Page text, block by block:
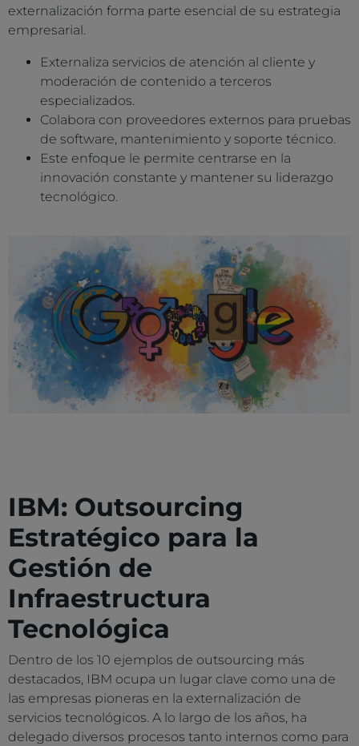
externalización forma parte esencial de su estrategia
empresarial.
Externaliza servicios de atención al cliente y
moderación de contenido a terceros
especializados.
Colabora con proveedores externos para pruebas
de software, mantenimiento y soporte técnico.
Este enfoque le permite centrarse en la
innovación constante y mantener su liderazgo
tecnológico.
IBM: Outsourcing
Estratégico para la
Gestión de
Infraestructura
Tecnológica
Dentro de los 10 ejemplos de outsourcing más
destacados, IBM ocupa un lugar clave como una de
las empresas pioneras en la externalización de
servicios tecnológicos. A lo largo de los años, ha
delegado diversos procesos tanto internos como para